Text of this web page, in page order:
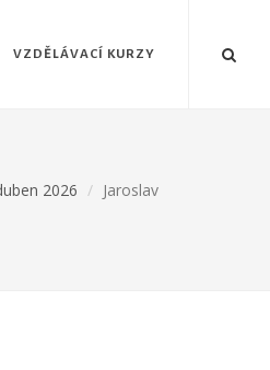
VZDĚLÁVACÍ KURZY
2026 Jaroslav